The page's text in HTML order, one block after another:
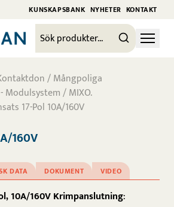
KUNSKAPSBANK NYHETER KONTAKT
/Mångpoliga
Modulsystem/MIXO.
17-Pol 10A/160V
160V
DATA DOKUMENT VIDEO
10A/160V Krimpanslutning: